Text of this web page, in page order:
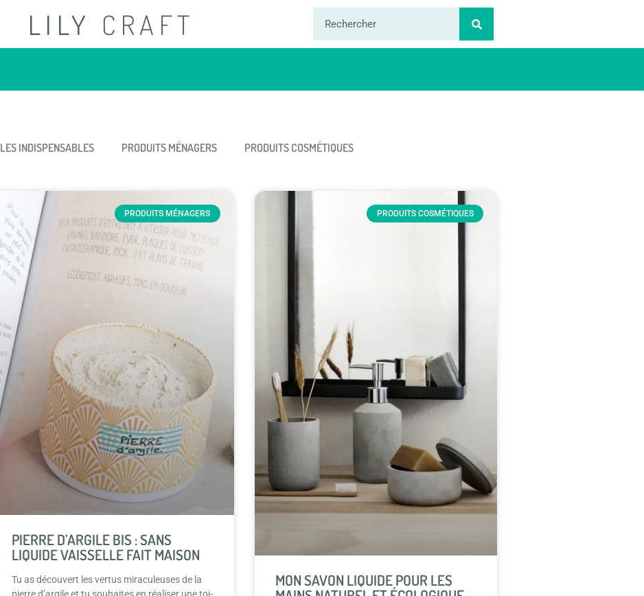
LILY CRAFT
LES INDISPENSABLES PRODUITS MÉNAGERS PRODUITS COSMÉTIQUES
PRODUITS MÉNAGERS
PIERRE D’ARGILE BIS : SANS
LIQUIDE VAISSELLE FAIT MAISON
Tu as découvert les vertus miraculeuses de la
PRODUITS COSMÉTIQUES
MON SAVON LIQUIDE POUR LES